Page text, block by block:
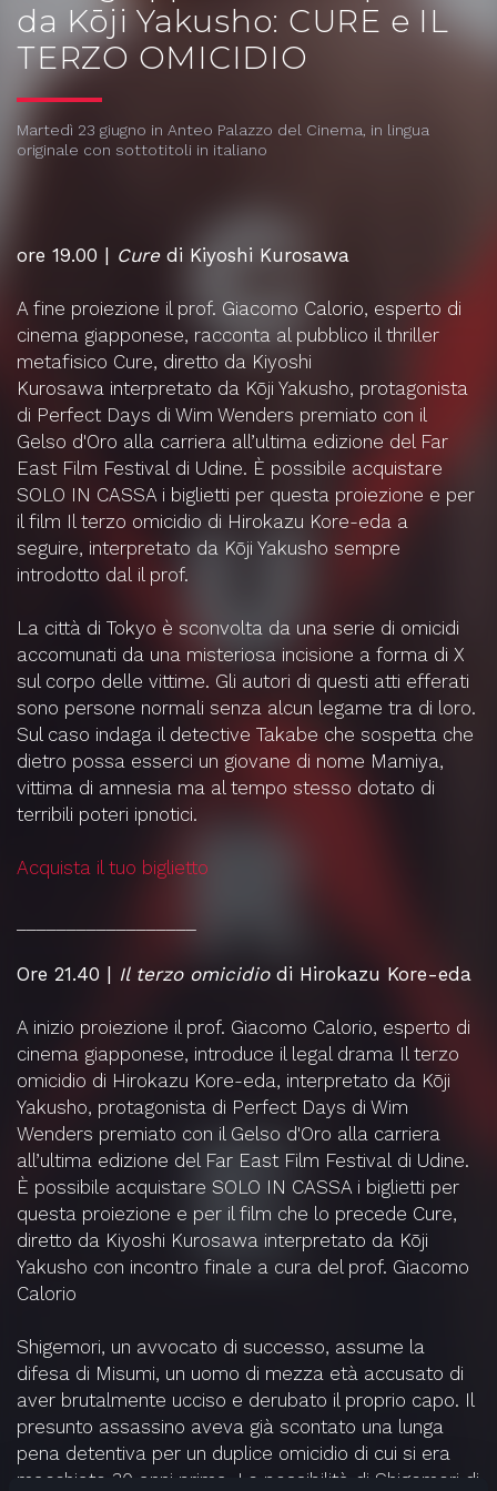
da Kōji Yakusho: CURE e IL
TERZO OMICIDIO
Martedì 23 giugno in Anteo Palazzo del Cinema, in lingua
originale con sottotitoli in italiano
ore 19.00 | Curedi Kiyoshi Kurosawa
A fine proiezione il prof. Giacomo Calorio, esperto di
cinema giapponese, racconta al pubblico il thriller
metafisico Cure, diretto da Kiyoshi
Kurosawa interpretato da Kōji Yakusho, protagonista
di Perfect Days di Wim Wenders premiato con il
Gelso d'Oro alla carriera all’ultima edizione del Far
East Film Festival di Udine. È possibile acquistare
SOLO IN CASSA i biglietti per questa proiezione e per
il film Il terzo omicidio di Hirokazu Kore-eda a
seguire, interpretato da Kōji Yakusho sempre
introdotto dal il prof.
La città di Tokyo è sconvolta da una serie di omicidi
accomunati da una misteriosa incisione a forma di X
sul corpo delle vittime. Gli autori di questi atti efferati
sono persone normali senza alcun legame tra di loro.
Sul caso indaga il detective Takabe che sospetta che
dietro possa esserci un giovane di nome Mamiya,
vittima di amnesia ma al tempo stesso dotato di
terribili poteri ipnotici.
Acquista il tuo biglietto
Ore 21.40 | Il terzo omicidiodi Hirokazu Kore-eda
A inizio proiezione il prof. Giacomo Calorio, esperto di
cinema giapponese, introduce il legal drama Il terzo
omicidio di Hirokazu Kore-eda, interpretato da Kōji
Yakusho, protagonista di Perfect Days di Wim
Wenders premiato con il Gelso d'Oro alla carriera
all’ultima edizione del Far East Film Festival di Udine.
È possibile acquistare SOLO IN CASSA i biglietti per
questa proiezione e per il film che lo precede Cure,
diretto da Kiyoshi Kurosawa interpretato da Kōji
Yakusho con incontro finale a cura del prof. Giacomo
Calorio
Shigemori, un avvocato di successo, assume la
difesa di Misumi, un uomo di mezza età accusato di
aver brutalmente ucciso e derubato il proprio capo. Il
presunto assassino aveva già scontato una lunga
pena detentiva per un duplice omicidio di cui si era
macchiato 30 anni prima. Le possibilità di Shigemori di